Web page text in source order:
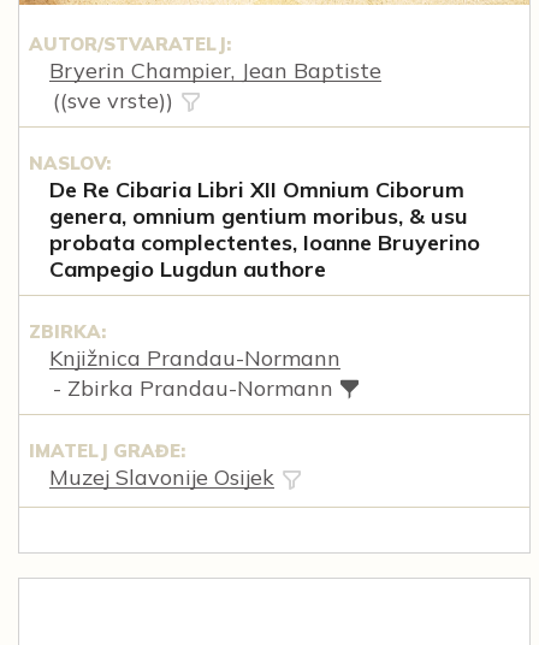
AUTOR/STVARATELJ:
Bryerin Champier, Jean Baptiste
((sve vrste))
NASLOV:
De Re Cibaria Libri XII Omnium Ciborum
genera, omnium gentium moribus, & usu
probata complectentes, Ioanne Bruyerino
Campegio Lugdun authore
ZBIRKA:
Knjižnica Prandau-Normann
- Zbirka Prandau-Normann
IMATELJ GRAĐE:
Muzej Slavonije Osijek